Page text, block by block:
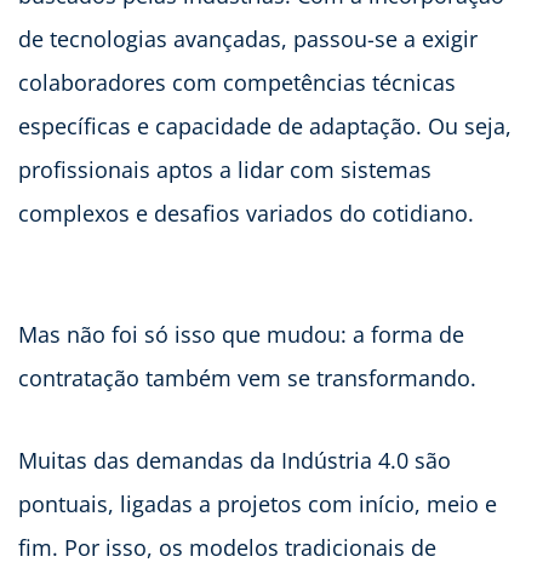
de tecnologias avançadas, passou-se a exigir
colaboradores com competências técnicas
específicas e capacidade de adaptação. Ou seja,
profissionais aptos a lidar com sistemas
complexos e desafios variados do cotidiano.
Mas não foi só isso que mudou: a forma de
contratação também vem se transformando.
Muitas das demandas da Indústria 4.0 são
pontuais, ligadas a projetos com início, meio e
fim. Por isso, os modelos tradicionais de